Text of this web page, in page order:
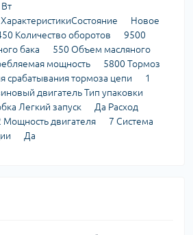
ХарактеристикиСостояние
Новое
Количество оборотов
9500
бака
550 Объем масляного
мощность 5800 Тормоз
срабатывания тормоза цепи
1
двигательТип упаковки
Легкий запуск Да Расход
Мощность двигателя 7 Система
Да